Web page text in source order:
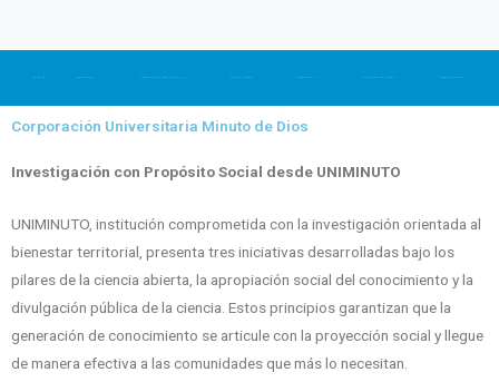
Corporación Universitaria Minuto de Dios
Investigación con Propósito Social desde UNIMINUTO
UNIMINUTO, institución comprometida con la investigación orientada al
bienestar territorial, presenta tres iniciativas desarrolladas bajo los
pilares de la ciencia abierta, la apropiación social del conocimiento y la
divulgación pública de la ciencia. Estos principios garantizan que la
generación de conocimiento se articule con la proyección social y llegue
de manera efectiva a las comunidades que más lo necesitan.